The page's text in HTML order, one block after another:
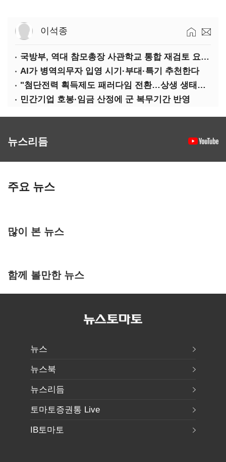
이석종
국방부, 역대 참모총장 사관학교 통합 재검토 요구에 "다양한 의견 수렴해 합리적 시스템 만들 것"
AI가 병역의무자 입영 시기·부대·특기 추천한다
"첨단전력 획득제도 패러다임 전환…상생 생태계 조성해 대체불가 K-방산 도약"
민간기업 호봉·임금 산정에 군 복무기간 반영
뉴스리듬
주요 뉴스
많이 본 뉴스
함께 볼만한 뉴스
뉴스
뉴스북
뉴스리듬
토마토증권통 Live
IB토마토